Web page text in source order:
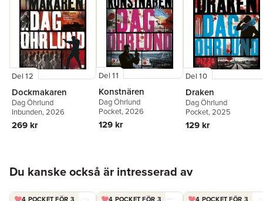
"Språket är rappt och han kan berätta en historia. Intrigen kan
möjligen tyckas osannolik, men hur ofta har inte verkligheten
överträffat dikten? Spännande är det i alla fall."
Magnus Carlsson, Nya Kristinehamns-Posten
"Öhrlund, som tidigare har skrivit om den kriminelle psykopaten
Christopher Silfverbielke, har en originell stil och lyckas
balansera galenskapen hos Truut så att egensinnigheterna blir
underhållande."
Alf Ehn, Skaraborgs Allehanda
Del 12
Dockmakaren
Dag Öhrlund
Inbunden, 2026
269 kr
Del 11
Konstnären
Dag Öhrlund
Pocket, 2026
129 kr
Del 10
Draken
Dag Öhrlund
Pocket, 2025
129 kr
Du kanske också är intresserad av
4 POCKET FÖR 3 4 POCKET FÖR 3 4 POCKET FÖR 3